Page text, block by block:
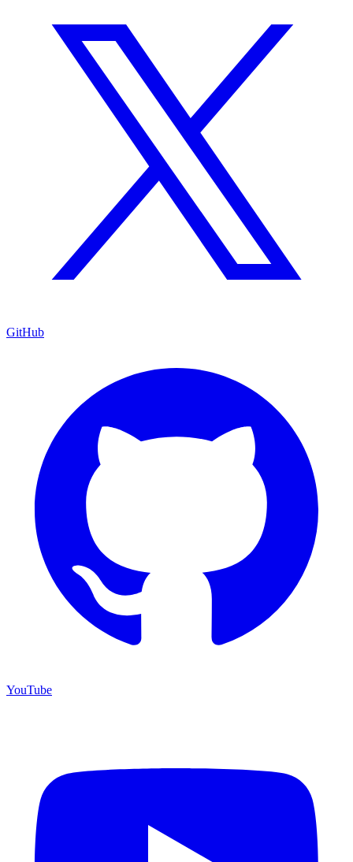
GitHub
YouTube